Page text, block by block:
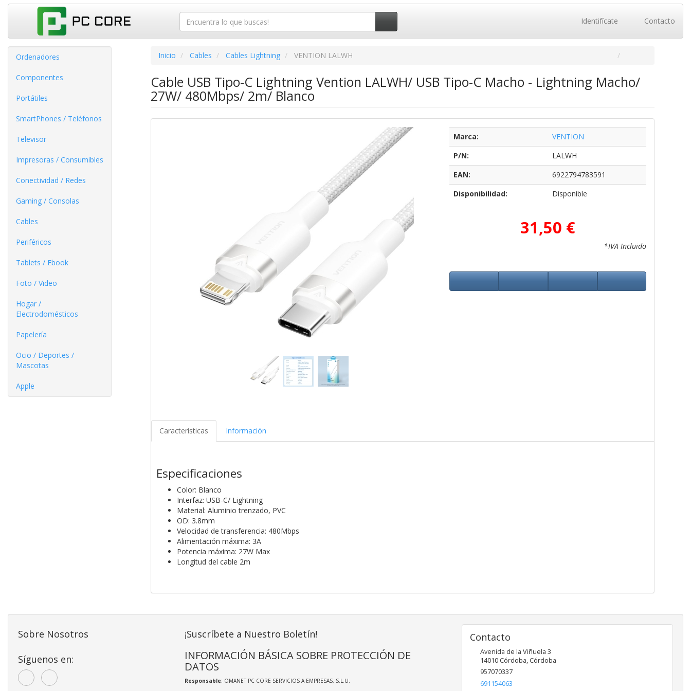
Identifícate Contacto
Ordenadores
Componentes
Portátiles
SmartPhones / Teléfonos
Televisor
Impresoras / Consumibles
Conectividad / Redes
Gaming / Consolas
Cables
Periféricos
Tablets / Ebook
Foto / Video
Hogar /
Electrodomésticos
Papelería
Ocio / Deportes /
Mascotas
Apple
Inicio Cables Cables Lightning VENTION LALWH
Cable USB Tipo-C Lightning Vention LALWH/ USB Tipo-C Macho - Lightning Macho/
27W/ 480Mbps/ 2m/ Blanco
Marca:
VENTION
P/N:
LALWH
EAN:
6922794783591
Disponibilidad:
Disponible
31,50 €
*IVA Incluido
Características Información
Especificaciones
Color: Blanco
Interfaz: USB-C/ Lightning
Material: Aluminio trenzado, PVC
OD: 3.8mm
Velocidad de transferencia: 480Mbps
Alimentación máxima: 3A
Potencia máxima: 27W Max
Longitud del cable 2m
Sobre Nosotros
Síguenos en:
¡Suscríbete a Nuestro Boletín!
INFORMACIÓN BÁSICA SOBRE PROTECCIÓN DE
DATOS
Responsable: OMANET PC CORE SERVICIOS A EMPRESAS, S.L.U.
Contacto
Avenida de la Viñuela 3
14010 Córdoba, Córdoba
957070337
691154063